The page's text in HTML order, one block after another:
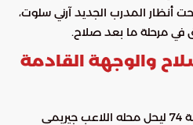
أنظار المدرب الجديد آرني سلوت،
في مرحلة ما بعد صلاح.
والوجهة القادمة
غادر صلاح الميدان في الدقيقة 74 ليحل محله اللاعب جيريمي